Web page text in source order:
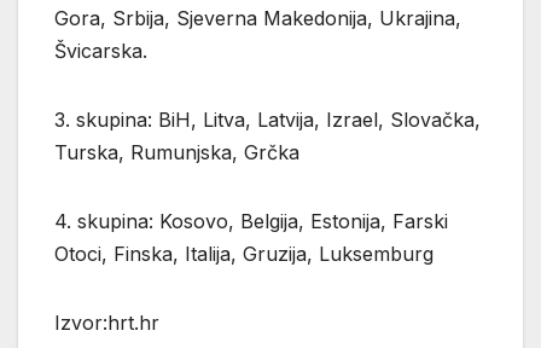
Gora, Srbija, Sjeverna Makedonija, Ukrajina,
Švicarska.
3. skupina: BiH, Litva, Latvija, Izrael, Slovačka,
Turska, Rumunjska, Grčka
4. skupina: Kosovo, Belgija, Estonija, Farski
Otoci, Finska, Italija, Gruzija, Luksemburg
Izvor:hrt.hr